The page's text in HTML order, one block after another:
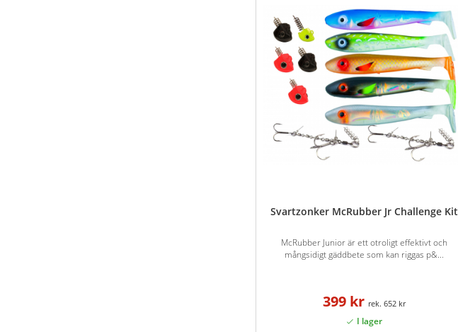
Svartzonker McRubber Jr Challenge Kit
McRubber Junior är ett otroligt effektivt och
mångsidigt gäddbete som kan riggas p&...
399 kr 652 kr